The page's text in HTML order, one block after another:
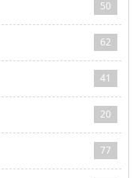
50
62
41
20
77